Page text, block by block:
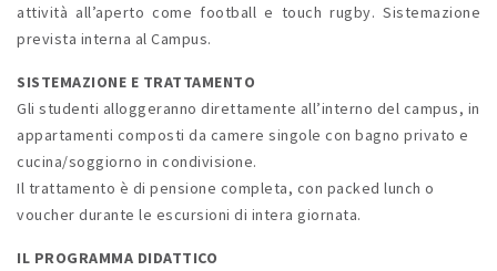
attività all’aperto come football e touch rugby. Sistemazione
prevista interna al Campus.
SISTEMAZIONE E TRATTAMENTO
Gli studenti alloggeranno direttamente all’interno del campus, in
appartamenti composti da camere singole con bagno privato e
cucina/soggiorno in condivisione.
Il trattamento è di pensione completa, con packed lunch o
voucher durante le escursioni di intera giornata.
IL PROGRAMMA DIDATTICO